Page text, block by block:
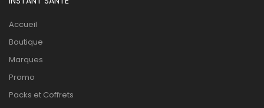
Accueil
Boutique
Marques
Promo
Packs et Coffrets